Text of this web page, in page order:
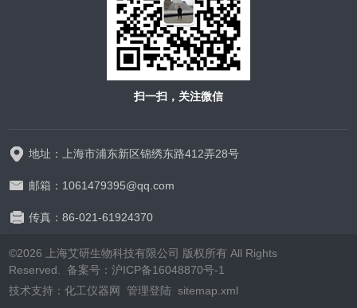
扫一扫，关注微信
地址：上海市浦东新区锦绣东路412弄28号
邮箱：1061479395@qq.com
传真：86-021-61924370
©2026 上海艾研生物科技有限公司 版权所有 All Rights
Reserved. 备案号：沪ICP备16048870号-1
技术支持：化工仪器网 管理登陆 sitemap.xml